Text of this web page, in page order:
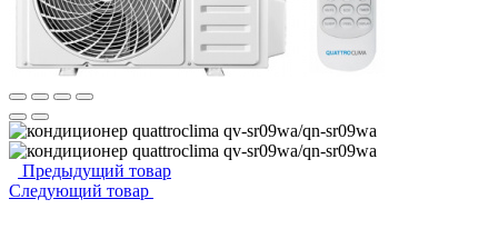
Предыдущий товар
Следующий товар